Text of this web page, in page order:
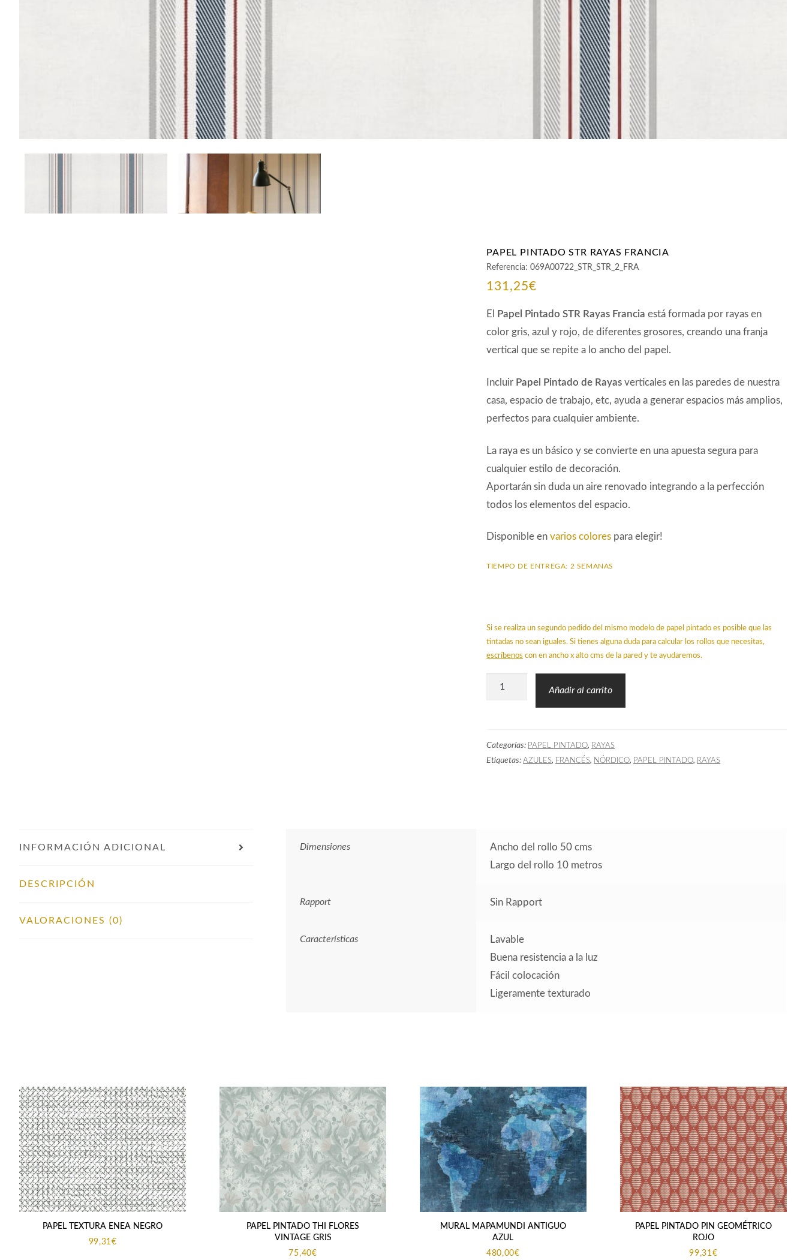
PAPEL PINTADO STR RAYAS FRANCIA
Referencia:069A00722_STR_STR_2_FRA
131,25€
El Papel Pintado STR Rayas Francia está formada por rayas en
color gris, azul y rojo, de diferentes grosores, creando una franja
vertical que se repite a lo ancho del papel.
Incluir Papel Pintado de Rayas verticales en las paredes de nuestra
casa, espacio de trabajo, etc, ayuda a generar espacios más amplios,
perfectos para cualquier ambiente.
La raya es un básico y se convierte en una apuesta segura para
cualquier estilo de decoración.
Aportarán sin duda un aire renovado integrando a la perfección
todos los elementos del espacio.
Disponible envarios colores para elegir!
TIEMPO DE ENTREGA: 2 SEMANAS
Si se realiza un segundo pedido del mismo modelo de papel pintado es posible que las
tintadas no sean iguales. Si tienes alguna duda para calcular los rollos que necesitas,
escríbenos con en ancho x alto cms de la pared y te ayudaremos.
Papel
Francia
cantidad
Añadir al carrito
Categorías: PAPEL PINTADO, RAYAS
Etiquetas:AZULES, FRANCÉS, NÓRDICO, PAPEL PINTADO, RAYAS
INFORMACIÓN ADICIONAL
DESCRIPCIÓN
VALORACIONES (0)
Dimensiones
Ancho del rollo 50 cms
Largo del rollo 10 metros
Rapport Sin Rapport
Características
Lavable
Buena resistencia a la luz
Fácil colocación
Ligeramente texturado
PAPEL TEXTURA ENEA NEGRO
99,31€
PAPEL PINTADO THI FLORES
VINTAGE GRIS
75,40€
MURAL MAPAMUNDI ANTIGUO
AZUL
480,00€
PAPEL PINTADO PIN GEOMÉTRICO
ROJO
99,31€